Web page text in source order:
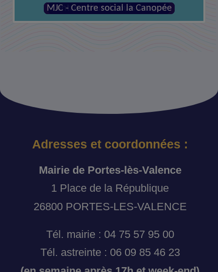
MJC - Centre social la Canopée
Adresses et coordonnées :
Mairie de Portes-lès-Valence
1 Place de la République
26800 PORTES-LES-VALENCE
Tél. mairie : 04 75 57 95 00
Tél. astreinte : 06 09 85 46 23